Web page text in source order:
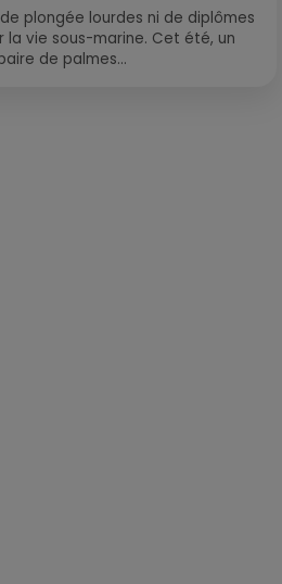
plongée lourdes ni de diplômes
la vie sous-marine. Cet été, un
de palmes...